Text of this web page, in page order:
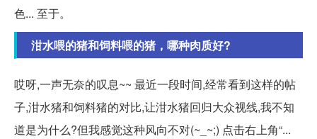
色... 至于。
泔水喂的猪和饲料喂的猪，哪种肉质好?
哎呀,一声无奈的叹息~~ 最近一段时间,经常看到这样的帖
子,泔水猪和饲料猪的对比,让泔水猪回归大众视线,我不知
道是为什么?但我感觉这种风向不对(~_~;) 点击右上角“...